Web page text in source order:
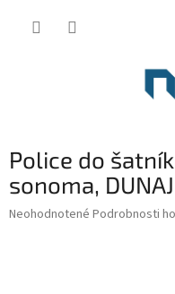
Police do
sonoma,
Priemerné
Neohodnotené Podrobnosti